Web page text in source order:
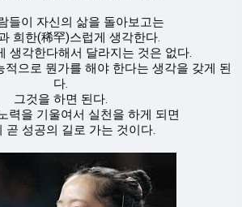
들이 자신의 삶을 돌아보고는
희한(稀罕)스럽게 생각한다.
생각한다해서 달라지는 것은 없다.
적으로 뭔가를 해야 한다는 생각을 갖게 된
다.
그것을 하면 된다.
력을 기울여서 실천을 하게 되면
곧 성공의 길로 가는 것이다.